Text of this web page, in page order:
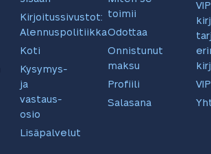
Kirjoitussivustot:
Alennuspolitiikka
Koti
Kysymys-
ja
vastaus-
osio
Lisäpalvelut
toimii
Odottaa
Onnistunut
maksu
Profiili
Salasana